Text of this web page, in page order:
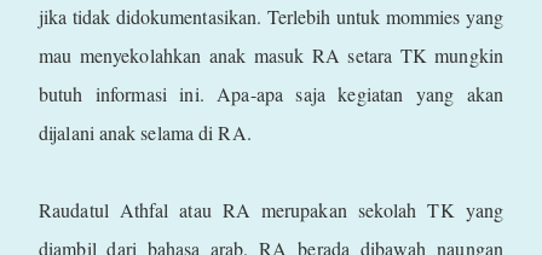
jika tidak didokumentasikan. Terlebih untuk mommies yang
mau menyekolahkan anak masuk RA setara TK mungkin
butuh informasi ini. Apa-apa saja kegiatan yang akan
dijalani anak selama di RA.
Raudatul Athfal atau RA merupakan sekolah TK yang
diambil dari bahasa arab. RA berada dibawah naungan